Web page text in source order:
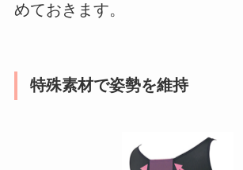
めておきます。
特殊素材で姿勢を維持